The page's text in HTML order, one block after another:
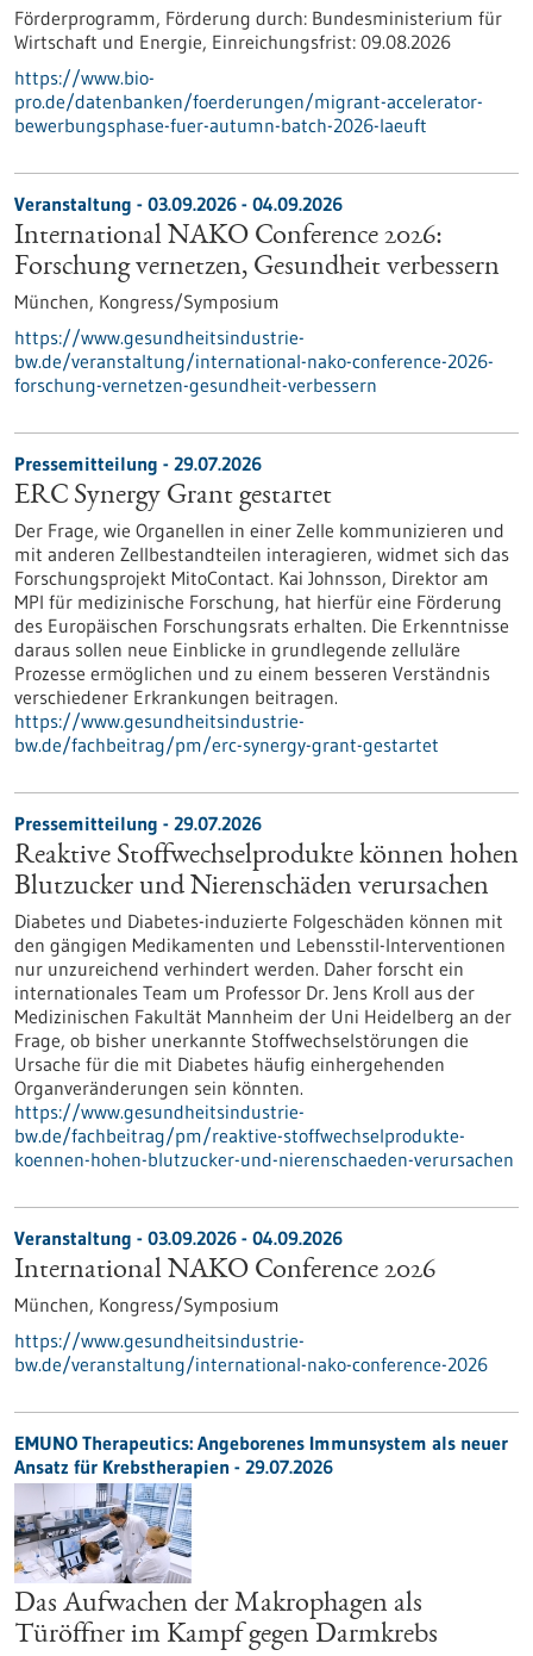
Förderprogramm, Förderung durch: Bundesministerium für
Wirtschaft und Energie, Einreichungsfrist: 09.08.2026
https://www.bio-
pro.de/datenbanken/foerderungen/migrant-accelerator-
bewerbungsphase-fuer-autumn-batch-2026-laeuft
Veranstaltung - 03.09.2026 - 04.09.2026
International NAKO Conference 2026:
Forschung vernetzen, Gesundheit verbessern
München, Kongress/Symposium
https://www.gesundheitsindustrie-
bw.de/veranstaltung/international-nako-conference-2026-
forschung-vernetzen-gesundheit-verbessern
Pressemitteilung - 29.07.2026
ERC Synergy Grant gestartet
Der Frage, wie Organellen in einer Zelle kommunizieren und
mit anderen Zellbestandteilen interagieren, widmet sich das
Forschungsprojekt MitoContact. Kai Johnsson, Direktor am
MPI für medizinische Forschung, hat hierfür eine Förderung
des Europäischen Forschungsrats erhalten. Die Erkenntnisse
daraus sollen neue Einblicke in grundlegende zelluläre
Prozesse ermöglichen und zu einem besseren Verständnis
verschiedener Erkrankungen beitragen.
https://www.gesundheitsindustrie-
bw.de/fachbeitrag/pm/erc-synergy-grant-gestartet
Pressemitteilung - 29.07.2026
Reaktive Stoffwechselprodukte können hohen
Blutzucker und Nierenschäden verursachen
Diabetes und Diabetes-induzierte Folgeschäden können mit
den gängigen Medikamenten und Lebensstil-Interventionen
nur unzureichend verhindert werden. Daher forscht ein
internationales Team um Professor Dr. Jens Kroll aus der
Medizinischen Fakultät Mannheim der Uni Heidelberg an der
Frage, ob bisher unerkannte Stoffwechselstörungen die
Ursache für die mit Diabetes häufig einhergehenden
Organveränderungen sein könnten.
https://www.gesundheitsindustrie-
bw.de/fachbeitrag/pm/reaktive-stoffwechselprodukte-
koennen-hohen-blutzucker-und-nierenschaeden-verursachen
Veranstaltung - 03.09.2026 - 04.09.2026
International NAKO Conference 2026
München, Kongress/Symposium
https://www.gesundheitsindustrie-
bw.de/veranstaltung/international-nako-conference-2026
EMUNO Therapeutics: Angeborenes Immunsystem als neuer
Ansatz für Krebstherapien - 29.07.2026
Das Aufwachen der Makrophagen als
Türöffner im Kampf gegen Darmkrebs